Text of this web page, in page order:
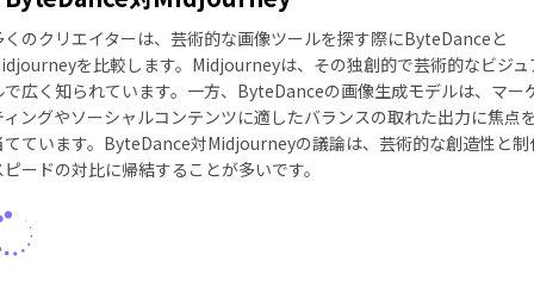
くのクリエイターは、芸術的な画像ツールを探す際にByteDanceと
を比較します。Midjourneyは、その独創的で芸術的なビジュ
で広く知られています。一方、ByteDanceの画像生成モデルは、マー
ィングやソーシャルコンテンツに適したバランスの取れた出力に焦点
てています。ByteDance対Midjourneyの議論は、芸術的な創造性と制
ードの対比に帰結することが多いです。